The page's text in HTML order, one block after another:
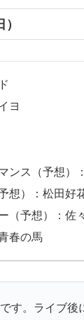
ヨ
ンス（予想）
想）：松田好
（予想）：佐
春の馬
す。ライブ後